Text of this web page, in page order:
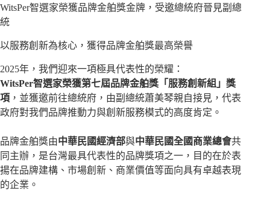
WitsPer智選家榮獲品牌金舶獎金牌，受邀總統府晉見副總
統
以服務創新為核心，獲得品牌金舶獎最高榮譽
2025年，我們迎來一項極具代表性的榮耀：
WitsPer智選家榮獲第七屆品牌金舶獎「服務創新組」獎
項 ，並獲邀前往總統府，由副總統蕭美琴親自接見，代表
政府對我們品牌推動力與創新服務模式的高度肯定。
品牌金舶獎由中華民國經濟部與中華民國全國商業總會共
同主辦，是台灣最具代表性的品牌獎項之一，目的在於表
揚在品牌建構、市場創新、商業價值等面向具有卓越表現
的企業。